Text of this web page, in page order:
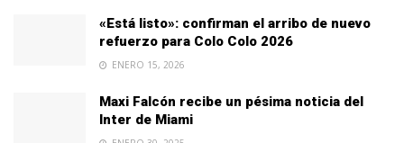
«Está listo»: confirman el arribo de nuevo
refuerzo para Colo Colo 2026
ENERO 15, 2026
Maxi Falcón recibe un pésima noticia del
Inter de Miami